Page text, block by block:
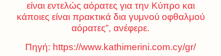
είναι εντελώς αόρατες για την Κύπρο και
κάποιες είναι πρακτικά δια γυμνού οφθαλμού
αόρατες”, ανέφερε.
Πηγή: https://www.kathimerini.com.cy/gr/